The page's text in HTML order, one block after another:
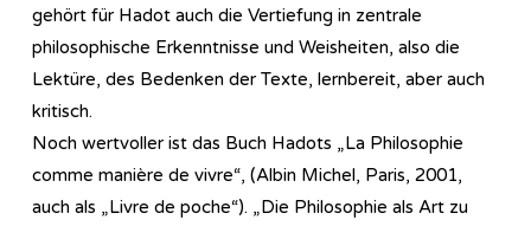
gehört für Hadot auch die Vertiefung in zentrale
philosophische Erkenntnisse und Weisheiten, also die
Lektüre, des Bedenken der Texte, lernbereit, aber auch
kritisch.
Noch wertvoller ist das Buch Hadots „La Philosophie
comme manière de vivre“, (Albin Michel, Paris, 2001,
auch als „Livre de poche“). „Die Philosophie als Art zu